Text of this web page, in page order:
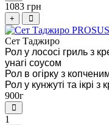
1083 грн
+
Сет Таджиро
Рол у лососі гриль з
унагі соусом
Рол в огірку з
Рол у кунжуті та ікрі з
900г
1